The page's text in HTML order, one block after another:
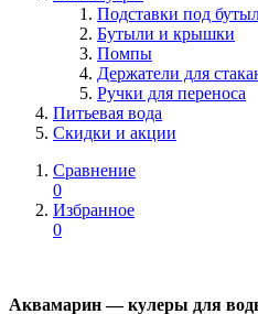
Подставки под
Бутыли и крышки
Помпы
Держатели для
Ручки для переноса
Питьевая вода
Скидки и акции
Сравнение
0
Избранное
0
Аквамарин — кулеры для